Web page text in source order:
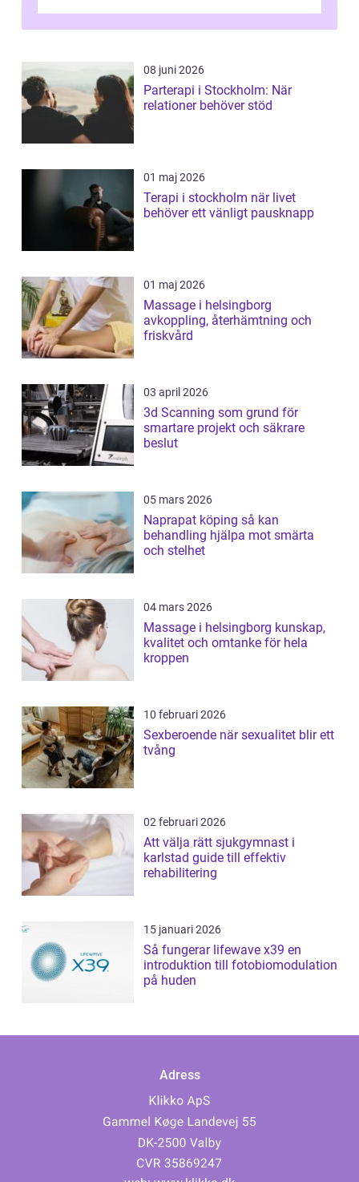
ljusbaserad stimula...
08 juni 2026
Parterapi i Stockholm: När
relationer behöver stöd
01 maj 2026
Terapi i stockholm när livet
behöver ett vänligt pausknapp
01 maj 2026
Massage i helsingborg
avkoppling, återhämtning och
friskvård
03 april 2026
3d Scanning som grund för
smartare projekt och säkrare
beslut
05 mars 2026
Naprapat köping så kan
behandling hjälpa mot smärta
och stelhet
04 mars 2026
Massage i helsingborg kunskap,
kvalitet och omtanke för hela
kroppen
10 februari 2026
Sexberoende när sexualitet blir ett
tvång
02 februari 2026
Att välja rätt sjukgymnast i
karlstad guide till effektiv
rehabilitering
15 januari 2026
Så fungerar lifewave x39 en
introduktion till fotobiomodulation
på huden
Adress